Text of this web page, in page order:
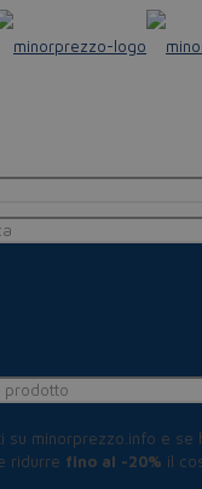
su minorprezzo.info e se
ridurre fino al -20% il